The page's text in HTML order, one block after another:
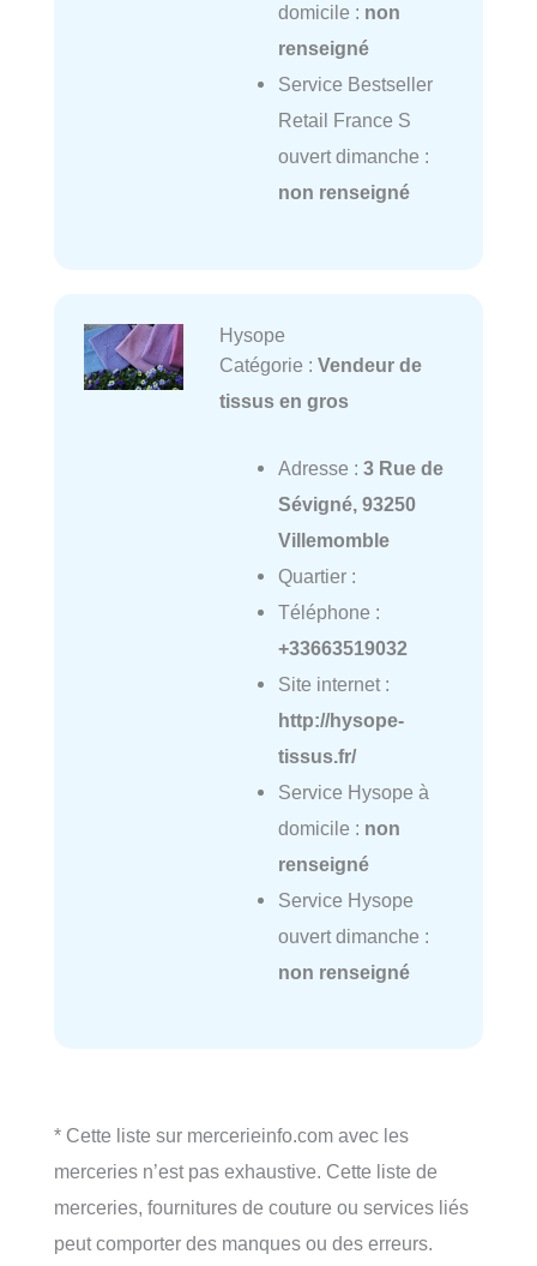
domicile : non
renseigné
Service Bestseller
Retail France S
ouvert dimanche :
non renseigné
Hysope
Catégorie : Vendeur de
tissus en gros
Adresse : 3 Rue de
Sévigné, 93250
Villemomble
Quartier :
Téléphone :
+33663519032
Site internet :
http://hysope-
tissus.fr/
Service Hysope à
domicile : non
renseigné
Service Hysope
ouvert dimanche :
non renseigné
* Cette liste sur mercerieinfo.com avec les
merceries n’est pas exhaustive. Cette liste de
merceries, fournitures de couture ou services liés
peut comporter des manques ou des erreurs.